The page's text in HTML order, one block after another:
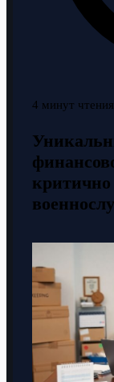
4 минут чтения
критично